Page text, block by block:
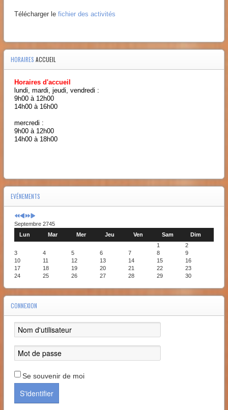
Télécharger le fichier des activités
HORAIRES ACCUEIL
Horaires d'accueil
lundi, mardi, jeudi, vendredi :
9h00 à 12h00
14h00 à 16h00
mercredi :
9h00 à 12h00
14h00 à 18h00
EVÉNEMENTS
Septembre 2745
Lun
Mar Mer Jeu Ven Sam
Dim
1
2
3
4 5 6 7 8
9
10
11 12 13 14 15
16
17
18 19 20 21 22
23
24
25 26 27 28 29 30
CONNEXION
Se souvenir de moi
S'identifier